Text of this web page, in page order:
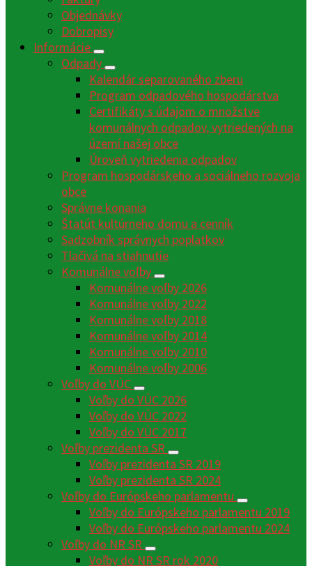
Objednávky
Dobropisy
Informácie
Odpady
Kalendár separovaného zberu
Program odpadového hospodárstva
Certifikáty s údajom o množstve
komunálnych odpadov, vytriedených na
území našej obce
Úroveň vytriedenia odpadov
Program hospodárskeho a sociálneho rozvoja
obce
Správne konania
Štatút kultúrneho domu a cenník
Sadzobník správnych poplatkov
Tlačivá na stiahnutie
Komunálne voľby
Komunálne voľby 2026
Komunálne voľby 2022
Komunálne voľby 2018
Komunálne voľby 2014
Komunálne voľby 2010
Komunálne voľby 2006
Voľby do VÚC
Voľby do VÚC 2026
Voľby do VÚC 2022
Voľby do VÚC 2017
Voľby prezidenta SR
Voľby prezidenta SR 2019
Voľby prezidenta SR 2024
Voľby do Európskeho parlamentu
Voľby do Európskeho parlamentu 2019
Voľby do Európskeho parlamentu 2024
Voľby do NR SR
Voľby do NR SR rok 2020